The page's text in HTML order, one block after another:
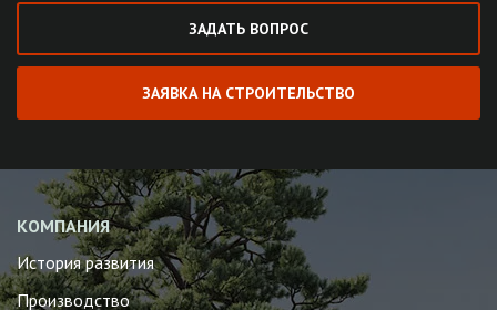
ЗАДАТЬ ВОПРОС
ЗАЯВКА НА СТРОИТЕЛЬСТВО
КОМПАНИЯ
История развития
Производство